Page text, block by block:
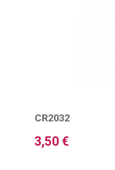
CR2032
3,50 €